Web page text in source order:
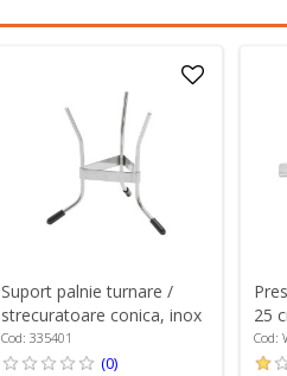
Suport palnie turnare /
strecuratoare conica, inox
- de Buyer
Cod: 335401
(0)
25
Cod: